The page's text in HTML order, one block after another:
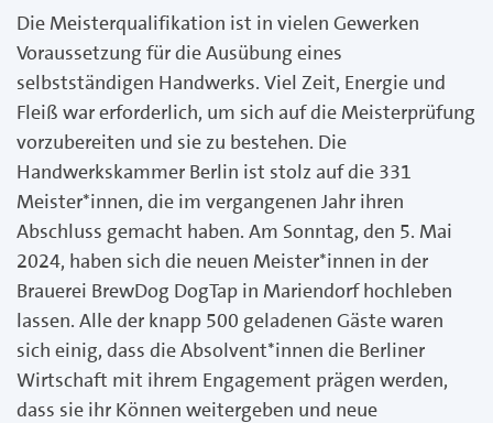
Die Meisterqualifikation ist in vielen Gewerken
Voraussetzung für die Ausübung eines
selbstständigen Handwerks. Viel Zeit, Energie und
Fleiß war erforderlich, um sich auf die Meisterprüfung
vorzubereiten und sie zu bestehen. Die
Handwerkskammer Berlin ist stolz auf die 331
Meister*innen, die im vergangenen Jahr ihren
Abschluss gemacht haben. Am Sonntag, den 5. Mai
2024, haben sich die neuen Meister*innen in der
Brauerei BrewDog DogTap in Mariendorf hochleben
lassen. Alle der knapp 500 geladenen Gäste waren
sich einig, dass die Absolvent*innen die Berliner
Wirtschaft mit ihrem Engagement prägen werden,
dass sie ihr Können weitergeben und neue